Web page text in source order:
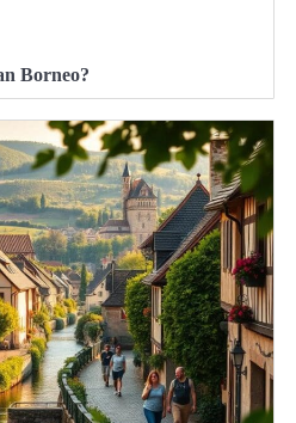
Borneo?